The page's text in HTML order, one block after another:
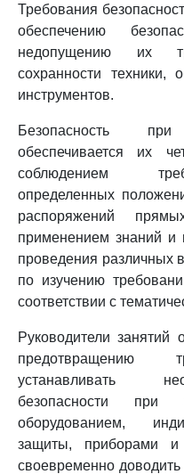
Требования
обеспечению
недопущению их
сохранности техники,
инструментов.
Безопасность
обеспечивается их
соблюдением
определенных
распоряжений
применением знаний и
проведения различных
по изучению
соответствии с
Руководители
предотвращению
устанавливать
безопасности при
оборудованием,
защиты, приборами и
своевременно доводить